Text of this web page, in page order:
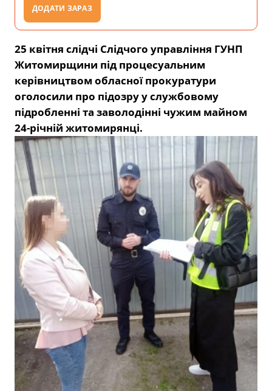
ДОДАТИ ЗАРАЗ
25 квітня слідчі Слідчого управління ГУНП
Житомирщини під процесуальним
керівництвом обласної прокуратури
оголосили про підозру у службовому
підробленні та заволодінні чужим майном
24-річній житомирянці.